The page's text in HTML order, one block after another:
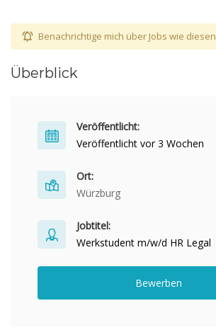
Benachrichtige mich über Jobs wie diesen
Überblick
Veröffentlicht:
Veröffentlicht vor 3 Wochen
Ort:
Würzburg
Jobtitel:
Werkstudent m/w/d HR Legal
Bewerben